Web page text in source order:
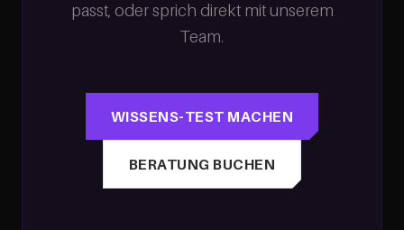
passt, oder sprich direkt mit unserem
Team.
WISSENS-TEST MACHEN
BERATUNG BUCHEN